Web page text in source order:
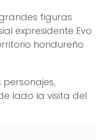
figuras
expresidente Evo
hondureño
lado la visita del